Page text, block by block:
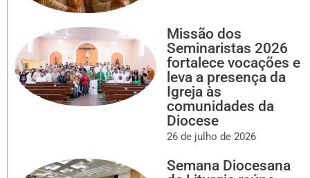
Missão dos
Seminaristas 2026
fortalece vocações e
leva a presença da
Igreja às
comunidades da
Diocese
26 de julho de 2026
Semana Diocesana